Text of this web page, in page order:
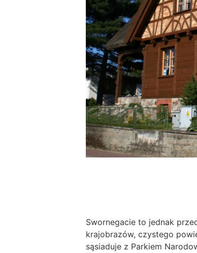
Swornegacie to jednak
krajobrazów, czystego
sąsiaduje z Parkiem